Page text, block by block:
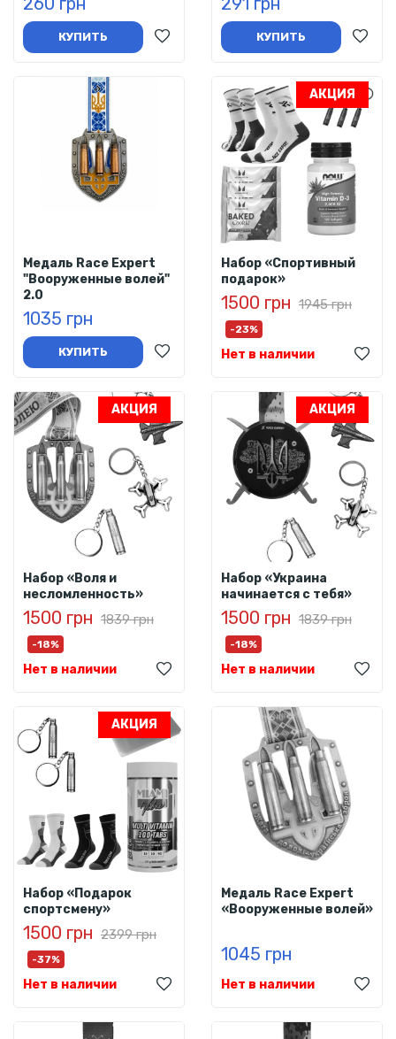
КУПИТЬ КУПИТЬ
Медаль Race Expert
"Вооруженные волей"
2.0
1035 грн
КУПИТЬ
АКЦИЯ
Набор «Спортивный
подарок»
1500 грн 1945 грн
-23%
Нет в наличии
АКЦИЯ
Набор «Воля и
несломленность»
1500 грн 1839 грн
-18%
Нет в наличии
АКЦИЯ
Набор «Украина
начинается с тебя»
1500 грн 1839 грн
-18%
Нет в наличии
АКЦИЯ
Набор «Подарок
спортсмену»
1500 грн 2399 грн
-37%
Нет в наличии
Медаль Race Expert
«Вооруженные волей»
1045 грн
Нет в наличии